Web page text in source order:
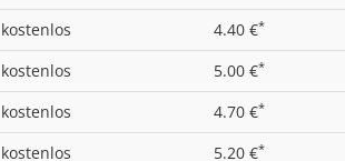
kostenlos 4.40 €*
kostenlos 5.00 €*
kostenlos 4.70 €*
kostenlos 5.20 €*